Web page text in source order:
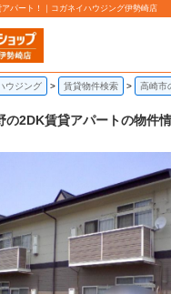
パート！｜コガネイハウジング伊勢崎店
ウジング 賃貸物件検索 高崎市
の2DK賃貸アパートの物件